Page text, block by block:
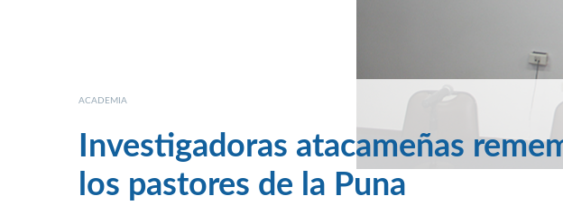
ACADEMIA
Investigadoras atacameñas
los pastores de la Puna